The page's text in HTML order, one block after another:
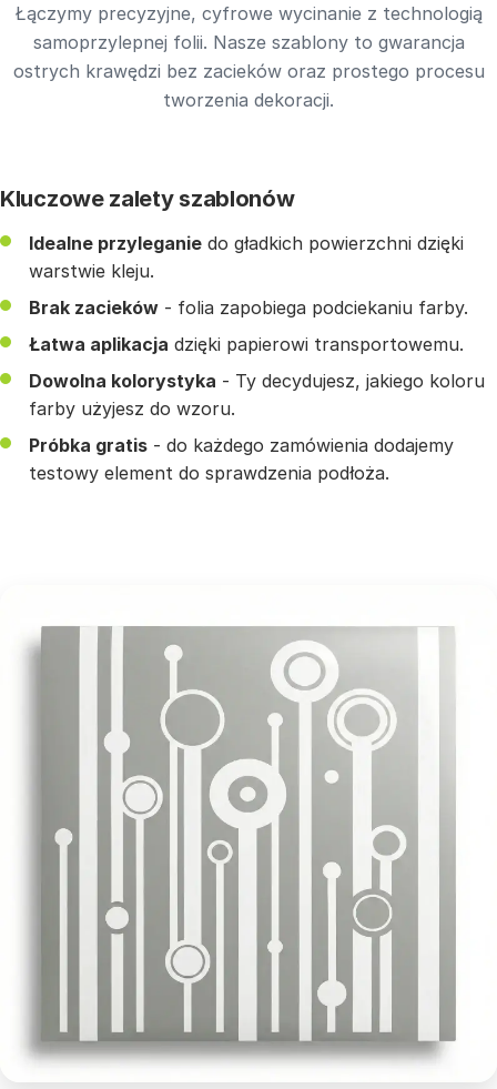
Łączymy precyzyjne, cyfrowe wycinanie z technologią
samoprzylepnej folii. Nasze szablony to gwarancja
ostrych krawędzi bez zacieków oraz prostego procesu
tworzenia dekoracji.
Kluczowe zalety szablonów
Idealne przyleganie do gładkich powierzchni dzięki
warstwie kleju.
Brak zacieków - folia zapobiega podciekaniu farby.
Łatwa aplikacja dzięki papierowi transportowemu.
Dowolna kolorystyka - Ty decydujesz, jakiego koloru
farby użyjesz do wzoru.
Próbka gratis - do każdego zamówienia dodajemy
testowy element do sprawdzenia podłoża.